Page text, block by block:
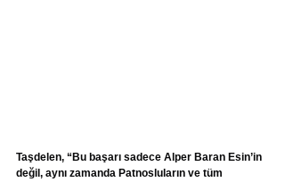
Taşdelen, “Bu başarı sadece Alper Baran Esin’in
değil, aynı zamanda Patnosluların ve tüm